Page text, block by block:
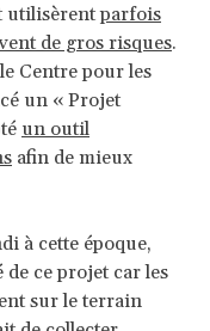
utilisèrentparfois
de gros risques.
Centre pour les
un « Projet
un outil
afin de mieux
à cette époque,
ce projet car les
sur le terrain